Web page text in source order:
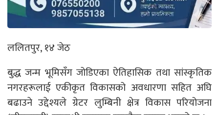
ललितपुर, १४ जेठ
बुद्ध जन्म भूमिसँग जोडिएका ऐतिहासिक तथा सांस्कृतिक
नगरहरूलाई एकीकृत विकासको अवधारणा सहित अघि
बढाउने उद्देश्यले ग्रेटर लुम्बिनी क्षेत्र विकास परियोजना